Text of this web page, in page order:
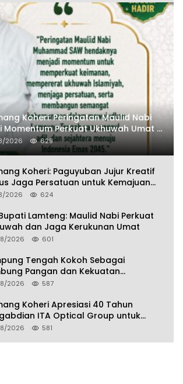
Koheri: Peringatan Maulid Nabi
Momentum Perkuat Ukhuwah Umat di
Tengah
2026 629
Koheri: Paguyuban Jujur Kreatif
Jaga Persatuan untuk Kemajuan
Tengah
2026 624
Lamteng: Maulid Nabi Perkuat
dan Jaga Kerukunan Umat
2026 601
Tengah Kokoh Sebagai
Pangan dan Kekuatan
Lampung, Komang Koheri:
Indonesia Emas 2045
2026 587
Koheri Apresiasi 40 Tahun
ITA Optical Group untuk
Mata Masyarakat Lamteng
2026 581